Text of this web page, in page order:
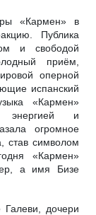
«Кармен» в
Публика
и свободой
приём,
оперной
испанский
«Кармен»
энергией и
огромное
став символом
«Кармен»
а имя Бизе
дочери